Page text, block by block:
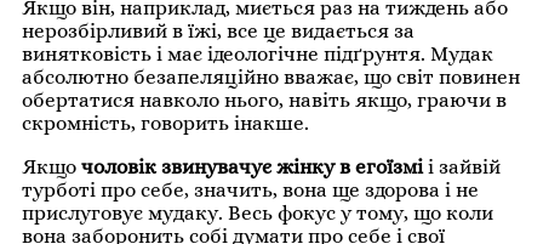
Якщо він, наприклад, миється раз на тиждень або
нерозбірливий в їжі, все це видається за
винятковість і має ідеологічне підґрунтя. Мудак
абсолютно безапеляційно вважає, що світ повинен
обертатися навколо нього, навіть якщо, граючи в
скромність, говорить інакше.
Якщо чоловік звинувачує жінку в егоїзміі зайвій
турботі про себе, значить, вона ще здорова і не
прислуговує мудаку. Весь фокус у тому, що коли
вона заборонить собі думати про себе і свої